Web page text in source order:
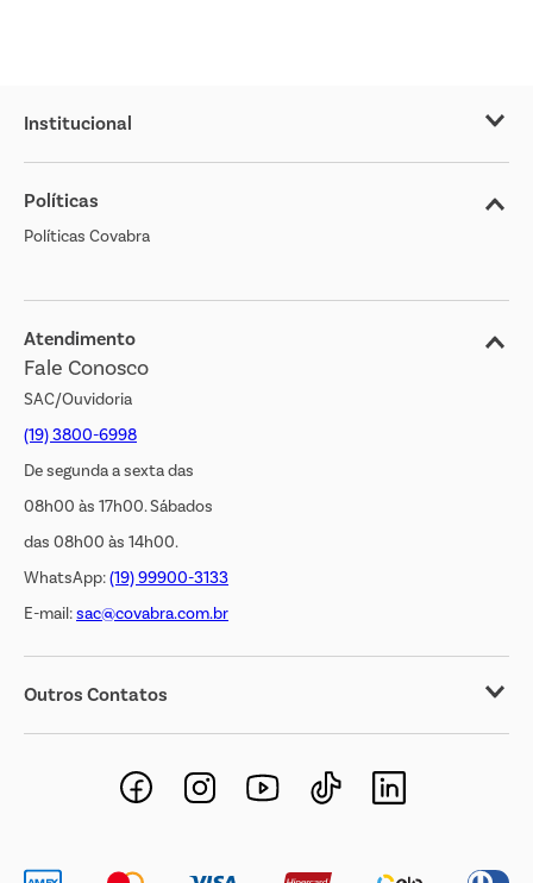
Institucional
Sobre o Covabra
Nossas Lojas
Cliente Bem Estar
Jornal de Ofertas
Transparência Salarial
Políticas
Políticas Covabra
Atendimento
Fale Conosco
SAC/Ouvidoria
(19) 3800-6998
De segunda a sexta das
08h00 às 17h00. Sábados
das 08h00 às 14h00.
WhatsApp:(19) 99900-3133
E-mail:sac@covabra.com.br
Outros Contatos
Negócios Imobiliários
Novos Fornecedores